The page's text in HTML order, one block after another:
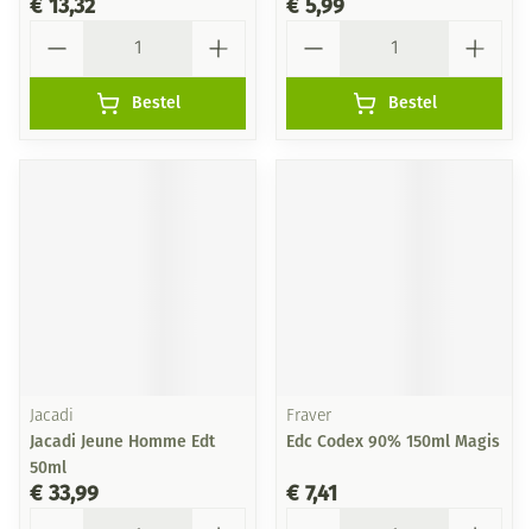
€ 13,32
Bestel
€ 5,99
Bestel
Jacadi
Jacadi Jeune Homme Edt
50ml
€ 33,99
Fraver
Edc Codex 90% 150ml Magis
€ 7,41